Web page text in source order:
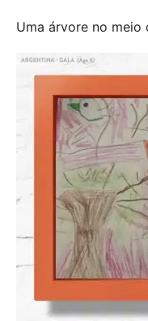
Uma árvore no meio